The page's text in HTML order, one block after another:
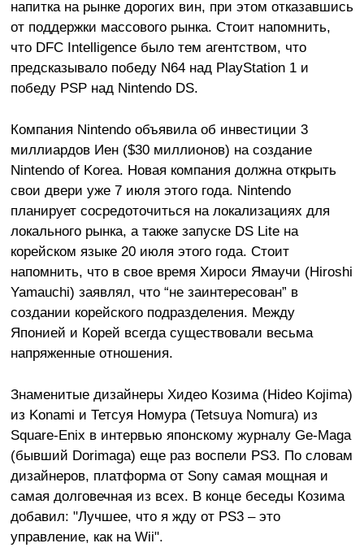
напитка на рынке дорогих вин, при этом отказавшись
от поддержки массового рынка. Стоит напомнить,
что DFC Intelligence было тем агентством, что
предсказывало победу N64 над PlayStation 1 и
победу PSP над Nintendo DS.
Компания Nintendo объявила об инвестиции 3
миллиардов Иен ($30 миллионов) на создание
Nintendo of Korea. Новая компания должна открыть
свои двери уже 7 июля этого года. Nintendo
планирует сосредоточиться на локализациях для
локального рынка, а также запуске DS Lite на
корейском языке 20 июля этого года. Стоит
напомнить, что в свое время Хироси Ямаучи (Hiroshi
Yamauchi) заявлял, что “не заинтересован” в
создании корейского подразделения. Между
Японией и Корей всегда существовали весьма
напряженные отношения.
Знаменитые дизайнеры Хидео Козима (Hideo Kojima)
из Konami и Тетсуя Номура (Tetsuya Nomura) из
Square-Enix в интервью японскому журналу Ge-Maga
(бывший Dorimaga) еще раз воспели PS3. По словам
дизайнеров, платформа от Sony самая мощная и
самая долговечная из всех. В конце беседы Козима
добавил: "Лучшее, что я жду от PS3 – это
управление, как на Wii".